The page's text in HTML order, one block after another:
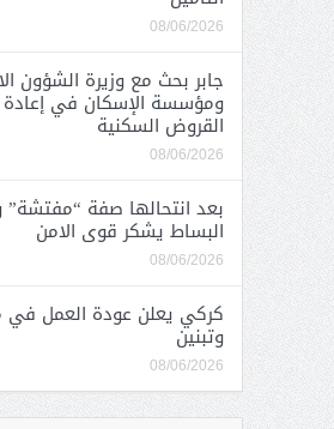
08/06/2026
جابر بحث مع وزيرة الشؤون
ومؤسسة الإسكان في
القروض السكنية
08/06/2026
بعد انتحالها صفة
البساط يشكر قوى الامن
08/06/2026
كركي يعلن عودة العمل
وتبنين
08/06/2026